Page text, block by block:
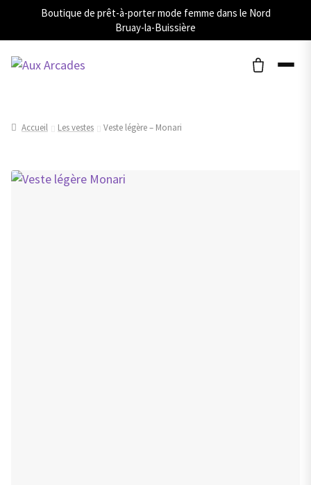
Boutique de prêt-à-porter mode femme dans le Nord
Bruay-la-Buissière
Accueil Les vestes Veste légère – Monari